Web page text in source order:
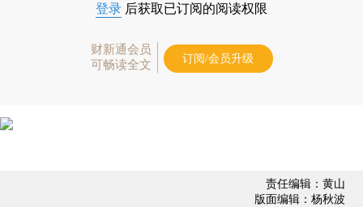
登录 后获取已订阅的阅读权限
财新通会员
可畅读全文
订阅/会员升级
责任编辑：黄山
版面编辑：杨秋波